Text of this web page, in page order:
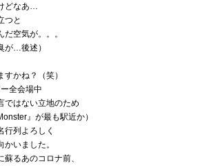
どなあ…
つと
空気が。。。
が…後述）
かね？（笑）
全会場中
ではない立地のため
』が最も駅近か）
行列よろしく
いました。
るあのコロナ前、